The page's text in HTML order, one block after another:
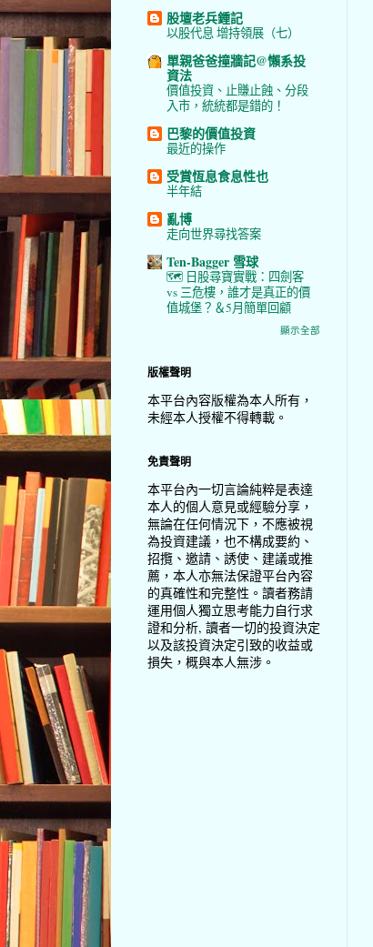
股壇老兵鍾記
以股代息 增持領展（七）
單親爸爸撞牆記@懶系投
資法
價值投資、止賺止蝕、分段
入市，統統都是錯的！
巴黎的價值投資
最近的操作
受賞恆息食息性也
半年結
亂博
走向世界尋找答案
Ten-Bagger 雪球
🗺️ 日股尋寶實戰：四劍客
vs 三危樓，誰才是真正的價
值城堡？＆5月簡單回顧
顯示全部
版權聲明
本平台內容版權為本人所有，
未經本人授權不得轉載。
免責聲明
本平台內一切言論純粹是表達
本人的個人意見或經驗分享，
無論在任何情況下，不應被視
為投資建議，也不構成要約、
招攬、邀請、誘使、建議或推
薦，本人亦無法保證平台內容
的真確性和完整性。讀者務請
運用個人獨立思考能力自行求
證和分析, 讀者一切的投資決定
以及該投資決定引致的收益或
損失，概與本人無涉。